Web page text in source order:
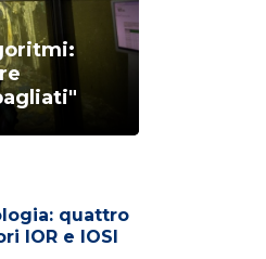
quattro
IOR e IOSI